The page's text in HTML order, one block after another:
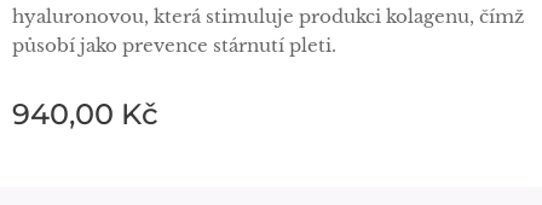
hyaluronovou, která stimuluje produkci kolagenu, čímž
působí jako prevence stárnutí pleti.
940,00 Kč